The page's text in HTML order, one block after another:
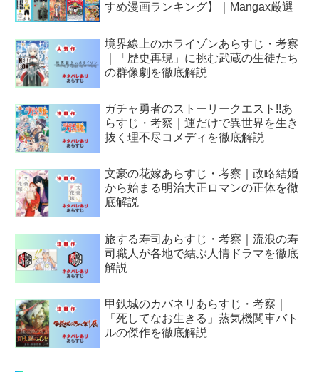
すめ漫画ランキング】｜Mangax厳選
境界線上のホライゾンあらすじ・考察
｜「歴史再現」に挑む武蔵の生徒たち
の群像劇を徹底解説
ガチャ勇者のストーリークエスト!!あ
らすじ・考察｜運だけで異世界を生き
抜く理不尽コメディを徹底解説
文豪の花嫁あらすじ・考察｜政略結婚
から始まる明治大正ロマンの正体を徹
底解説
旅する寿司あらすじ・考察｜流浪の寿
司職人が各地で結ぶ人情ドラマを徹底
解説
甲鉄城のカバネリあらすじ・考察｜
「死してなお生きる」蒸気機関車バト
ルの傑作を徹底解説